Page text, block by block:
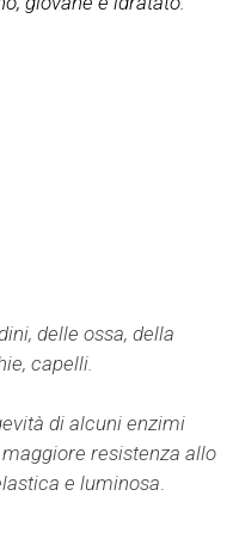
delle ossa, della
capelli.
di alcuni enzimi
resistenza allo
e luminosa.